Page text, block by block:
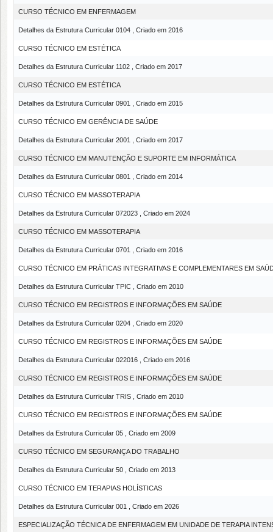
CURSO TÉCNICO EM ENFERMAGEM
Detalhes da Estrutura Curricular 0104 , Criado em 2016
CURSO TÉCNICO EM ESTÉTICA
Detalhes da Estrutura Curricular 1102 , Criado em 2017
CURSO TÉCNICO EM ESTÉTICA
Detalhes da Estrutura Curricular 0901 , Criado em 2015
CURSO TÉCNICO EM GERÊNCIA DE SAÚDE
Detalhes da Estrutura Curricular 2001 , Criado em 2017
CURSO TÉCNICO EM MANUTENÇÃO E SUPORTE EM INFORMÁTICA
Detalhes da Estrutura Curricular 0801 , Criado em 2014
CURSO TÉCNICO EM MASSOTERAPIA
Detalhes da Estrutura Curricular 072023 , Criado em 2024
CURSO TÉCNICO EM MASSOTERAPIA
Detalhes da Estrutura Curricular 0701 , Criado em 2016
CURSO TÉCNICO EM PRÁTICAS INTEGRATIVAS E COMPLEMENTARES EM
Detalhes da Estrutura Curricular TPIC , Criado em 2010
CURSO TÉCNICO EM REGISTROS E INFORMAÇÕES EM SAÚDE
Detalhes da Estrutura Curricular 0204 , Criado em 2020
CURSO TÉCNICO EM REGISTROS E INFORMAÇÕES EM SAÚDE
Detalhes da Estrutura Curricular 022016 , Criado em 2016
CURSO TÉCNICO EM REGISTROS E INFORMAÇÕES EM SAÚDE
Detalhes da Estrutura Curricular TRIS , Criado em 2010
CURSO TÉCNICO EM REGISTROS E INFORMAÇÕES EM SAÚDE
Detalhes da Estrutura Curricular 05 , Criado em 2009
CURSO TÉCNICO EM SEGURANÇA DO TRABALHO
Detalhes da Estrutura Curricular 50 , Criado em 2013
CURSO TÉCNICO EM TERAPIAS HOLÍSTICAS
Detalhes da Estrutura Curricular 001 , Criado em 2026
ESPECIALIZAÇÃO TÉCNICA DE ENFERMAGEM EM UNIDADE DE TERAPIA